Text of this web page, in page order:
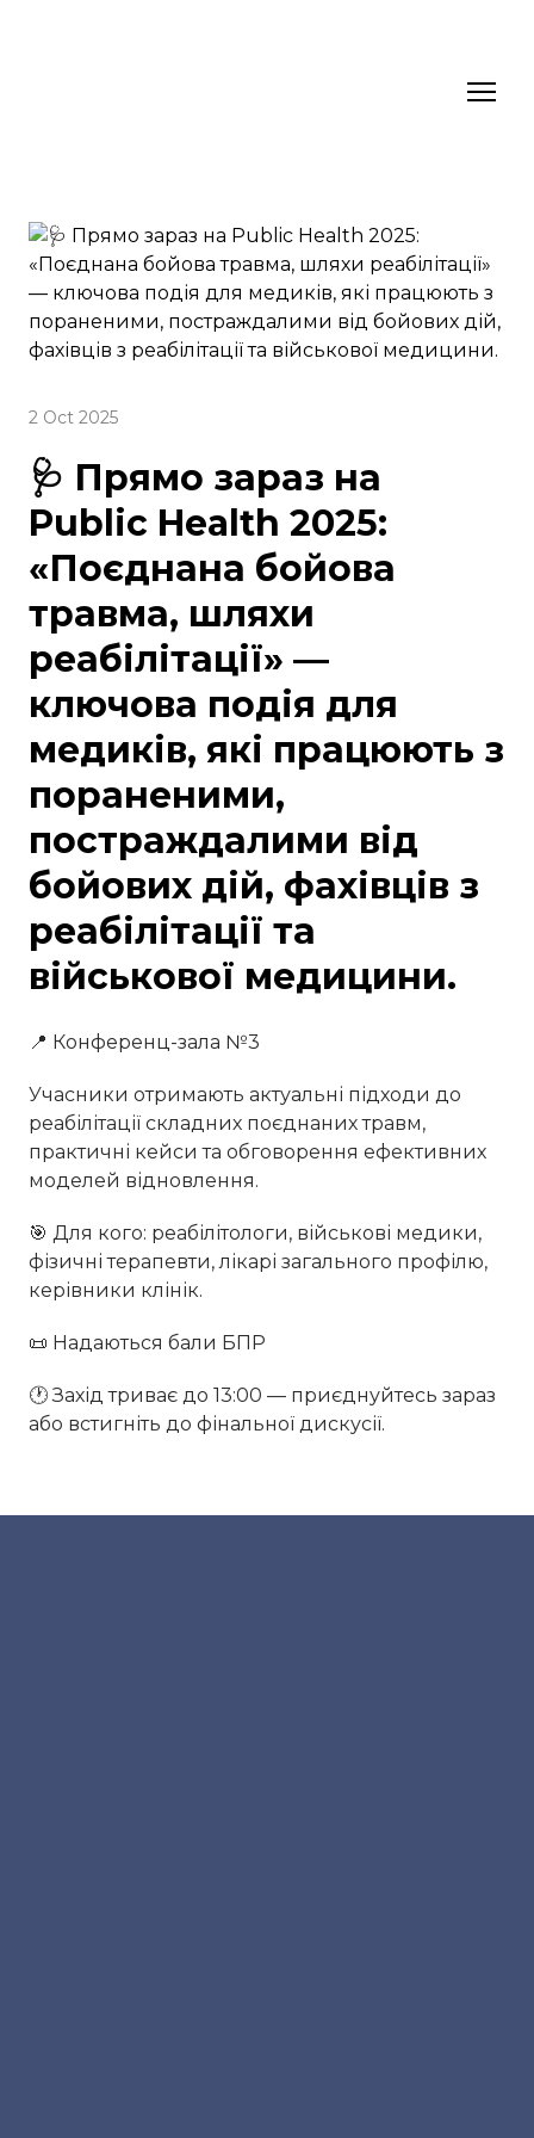
2 Oct 2025
🩺 Прямо зараз на
Public Health 2025:
«Поєднана бойова
травма, шляхи
реабілітації» —
ключова подія для
медиків, які працюють з
пораненими,
постраждалими від
бойових дій, фахівців з
реабілітації та
військової медицини.
📍 Конференц-зала №3
Учасники отримають актуальні підходи до
реабілітації складних поєднаних травм,
практичні кейси та обговорення ефективних
моделей відновлення.
🎯 Для кого: реабілітологи, військові медики,
фізичні терапевти, лікарі загального профілю,
керівники клінік.
📜 Надаються бали БПР
🕐 Захід триває до 13:00 — приєднуйтесь зараз
або встигніть до фінальної дискусії.